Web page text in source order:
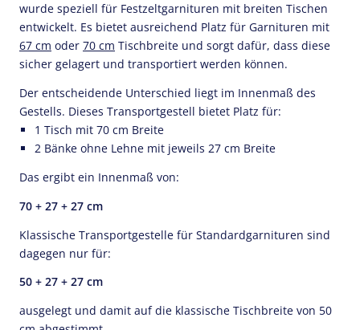
wurde speziell für Festzeltgarnituren mit breiten Tischen
entwickelt. Es bietet ausreichend Platz für Garnituren mit
67 cm oder 70 cm Tischbreite und sorgt dafür, dass diese
sicher gelagert und transportiert werden können.
Der entscheidende Unterschied liegt im Innenmaß des
Gestells. Dieses Transportgestell bietet Platz für:
1 Tisch mit 70 cm Breite
2 Bänke ohne Lehne mit jeweils 27 cm Breite
Das ergibt ein Innenmaß von:
70 + 27 + 27 cm
Klassische Transportgestelle für Standardgarnituren sind
dagegen nur für:
50 + 27 + 27 cm
ausgelegt und damit auf die klassische Tischbreite von 50